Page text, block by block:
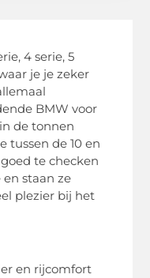
4 serie, 5
je je zeker
BMW voor
de tonnen
tussen de 10 en
te checken
staan ze
plezier bij het
en rijcomfort